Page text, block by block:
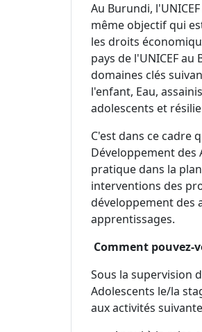
Au Burundi,
même objectif qui
les droits
pays de l'UNICEF
domaines clés
l'enfant, Eau,
adolescents et
C'est dans ce cadre
Développement des
pratique dans la
interventions des
développement des
apprentissages.
Comment pouvez-
Sous la supervision
Adolescents le/la
aux activités